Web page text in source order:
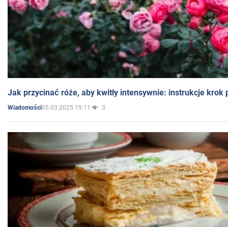
Jak przycinać róże, aby kwitły intensywnie: instrukcje krok
Wiadomości05.03.2025 19:11 3